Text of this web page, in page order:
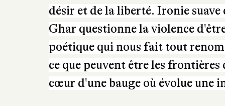
désir et de la liberté. Ironie
Ghar questionne la violence
poétique qui nous fait tout
ce que peuvent être les
cœur d'une bauge où évolue une